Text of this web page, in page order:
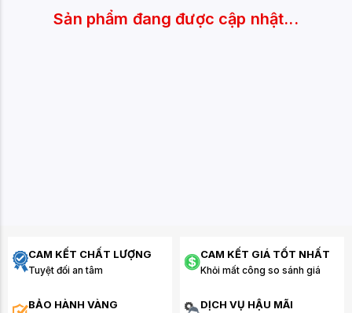
Sản phẩm đang được cập nhật...
CAM KẾT CHẤT LƯỢNG
Tuyệt đối an tâm
CAM KẾT GIÁ TỐT NHẤT
Khỏi mất công so sánh giá
BẢO HÀNH VÀNG DỊCH VỤ HẬU MÃI